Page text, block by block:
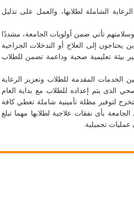
الشاملة لطلابها، والعمل على تذليل
تأتي ضمن أولويات الجامعة، مشددًا
إلى العلاج أو التدخلات الجراحية
بيئة تعليمية صحية وداعمة تضمن للطلاب
المقدمة للطلاب وتعزيز الرعاية
الذى يتم إعداده للطلاب مع بداية العام
لتوفير مظلة تأمينية شاملة تغطي كافة
بأى نفقات علاجية لطلابها مهما تبلغ
تجميلية.